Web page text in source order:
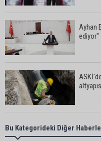
Ayhan
ediyor"
Bu Kategorideki Diğer